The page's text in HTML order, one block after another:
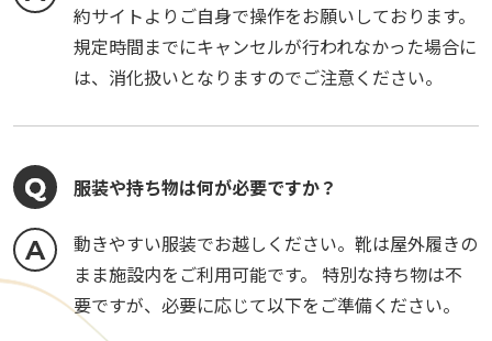
約サイトよりご自身で操作をお願いしております。
規定時間までにキャンセルが行われなかった場合に
は、消化扱いとなりますのでご注意ください。
服装や持ち物は何が必要ですか？
動きやすい服装でお越しください。靴は屋外履きの
まま施設内をご利用可能です。 特別な持ち物は不
要ですが、必要に応じて以下をご準備ください。